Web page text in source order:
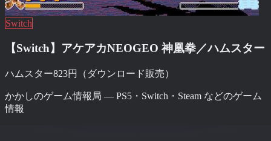
Switch
【Switch】アケアカNEOGEO 神凰拳／ハムスター
ハムスター823円（ダウンロード販売）
かかしのゲーム情報局 — PS5・Switch・Steam などのゲーム
情報